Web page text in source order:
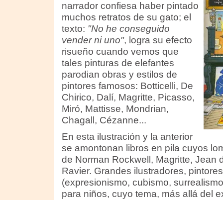
narrador confiesa haber pintado
muchos retratos de su gato; el
texto: "No he conseguido
vender ni uno", logra su efecto
risueño cuando vemos que
tales pinturas de elefantes
parodian obras y estilos de
pintores famosos: Botticelli, De
Chirico, Dalí, Magritte, Picasso,
Miró, Mattisse, Mondrian,
Chagall, Cézanne...
En esta ilustración y la anterior
se amontonan libros en pila cuyos
de Norman Rockwell, Magritte, Jean
Ravier. Grandes ilustradores,
(expresionismo, cubismo,
para niños, cuyo tema, más allá del